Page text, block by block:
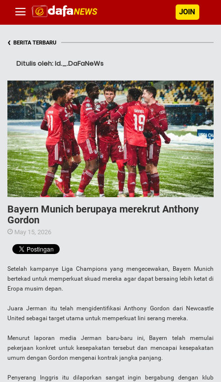
JOIN
‹ BERITA TERBARU
Ditulis oleh: Id._.DaFaNeWs
Bayern Munich berupaya merekrut Anthony
Gordon
May 15, 2026
Setelah kampanye Liga Champions yang mengecewakan, Bayern Munich
bertekad untuk memperkuat skuad mereka agar dapat bersaing lebih ketat di
Eropa musim depan.
Juara Jerman itu telah mengidentifikasi Anthony Gordon dari Newcastle
United sebagai target utama untuk memperkuat lini serang mereka.
Menurut laporan media Jerman baru-baru ini, Bayern telah memulai
pekerjaan konkret untuk kesepakatan tersebut dan mencapai kesepakatan
umum dengan Gordon mengenai kontrak jangka panjang.
Penyerang Inggris itu dilaporkan sangat ingin bergabung dengan klub